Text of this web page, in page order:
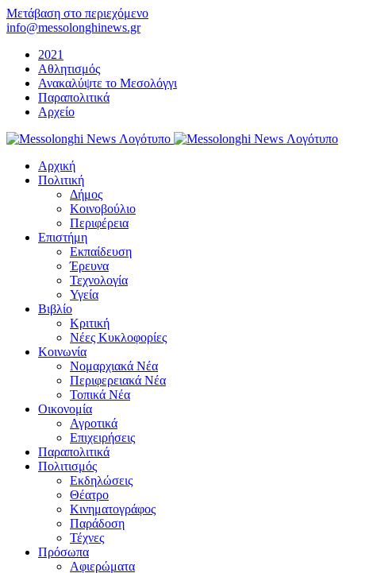
Μετάβαση στο περιεχόμενο
info@messolonghinews.gr
2021
Αθλητισμός
Ανακαλύψτε το Μεσολόγγι
Παραπολιτικά
Αρχείο
Αρχική
Πολιτική
Δήμος
Κοινοβούλιο
Περιφέρεια
Επιστήμη
Εκπαίδευση
Έρευνα
Τεχνολογία
Υγεία
Βιβλίο
Κριτική
Νέες Κυκλοφορίες
Κοινωνία
Νομαρχιακά Νέα
Περιφερειακά Νέα
Τοπικά Νέα
Οικονομία
Αγροτικά
Επιχειρήσεις
Παραπολιτικά
Πολιτισμός
Εκδηλώσεις
Θέατρο
Κινηματογράφος
Παράδοση
Τέχνες
Πρόσωπα
Αφιερώματα